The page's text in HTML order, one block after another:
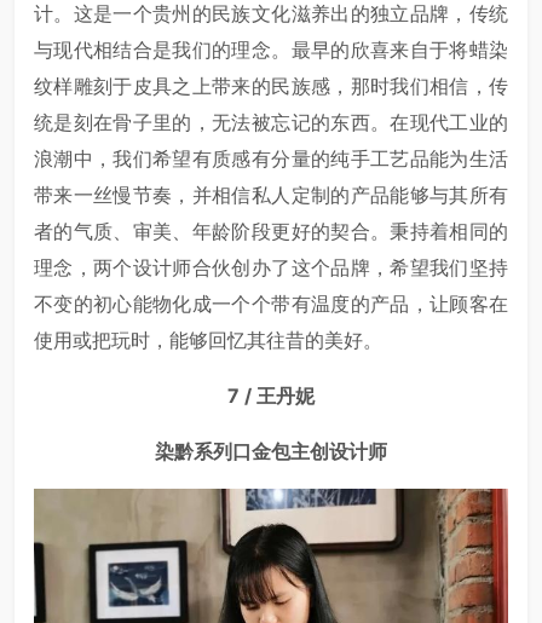
计。这是一个贵州的民族文化滋养出的独立品牌，传统
与现代相结合是我们的理念。最早的欣喜来自于将蜡染
纹样雕刻于皮具之上带来的民族感，那时我们相信，传
统是刻在骨子里的，无法被忘记的东西。在现代工业的
浪潮中，我们希望有质感有分量的纯手工艺品能为生活
带来一丝慢节奏，并相信私人定制的产品能够与其所有
者的气质、审美、年龄阶段更好的契合。秉持着相同的
理念，两个设计师合伙创办了这个品牌，希望我们坚持
不变的初心能物化成一个个带有温度的产品，让顾客在
使用或把玩时，能够回忆其往昔的美好。
7 / 王丹妮
染黔系列口金包主创设计师